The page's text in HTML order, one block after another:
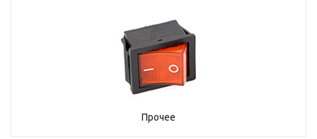
Прочее